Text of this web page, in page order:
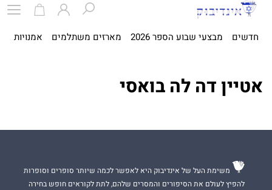
חדשים מבצעי שבוע הספר 2026 מארזים משתלמים אמנויות
אטיין דה לה בואסי
משימת העל של אינדיבוק היא לאפשר לכמה שיותר סופרים וסופרות
להפיץ לעולם את הסיפורים והמסרים שלהם, לתת לקוראים חופש בחירה